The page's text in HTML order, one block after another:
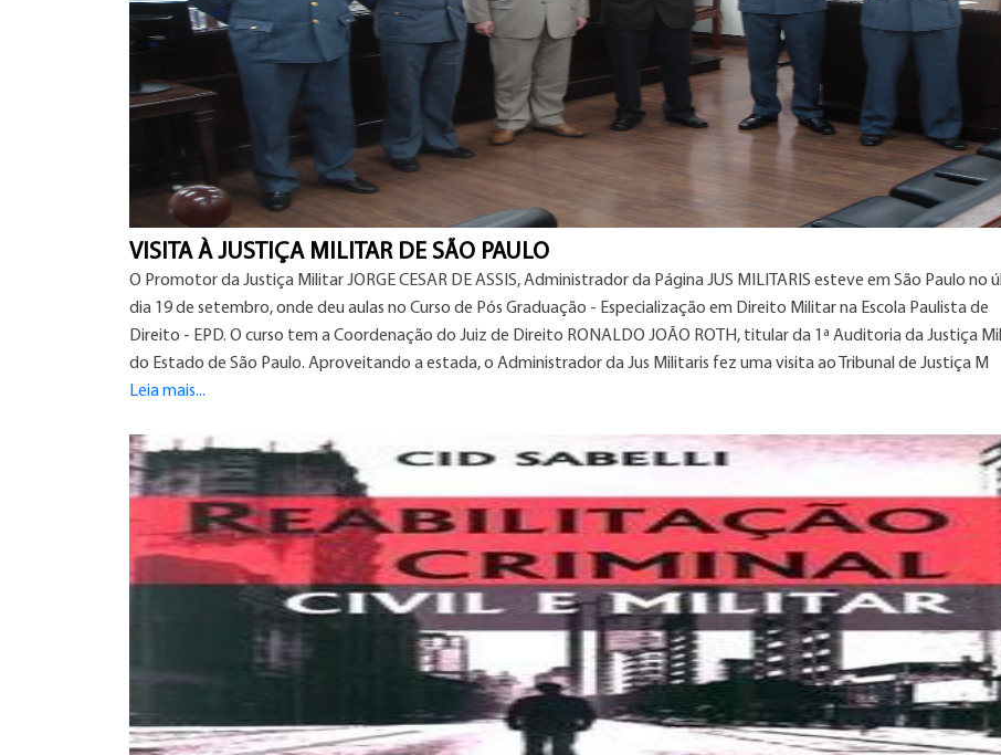
VISITA À JUSTIÇA MILITAR DE SÃO PAULO
O Promotor da Justiça Militar JORGE CESAR DE ASSIS, Administrador da Página JUS MILITARIS esteve em São Paulo no
dia 19 de setembro, onde deu aulas no Curso de Pós Graduação - Especialização em Direito Militar na Escola Paulista de
Direito - EPD. O curso tem a Coordenação do Juiz de Direito RONALDO JOÃO ROTH, titular da 1ª Auditoria da Justiça
do Estado de São Paulo. Aproveitando a estada, o Administrador da Jus Militaris fez uma visita ao Tribunal de Justiça M
Leia mais...